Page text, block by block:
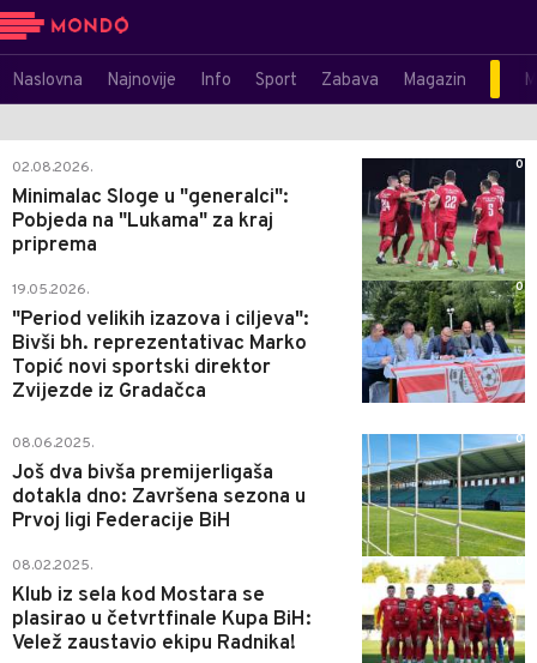
Naslovna Najnovije Info Sport Zabava Magazin
02.08.2026.
Minimalac Sloge u "generalci":
Pobjeda na "Lukama" za kraj
priprema
0
19.05.2026.
"Period velikih izazova i ciljeva":
Bivši bh. reprezentativac Marko
Topić novi sportski direktor
Zvijezde iz Gradačca
0
08.06.2025.
Još dva bivša premijerligaša
dotakla dno: Završena sezona u
Prvoj ligi Federacije BiH
0
08.02.2025.
Klub iz sela kod Mostara se
plasirao u četvrtfinale Kupa BiH:
Velež zaustavio ekipu Radnika!
0